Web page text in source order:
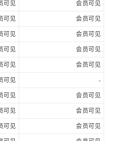
可见 会员可见
可见 会员可见
可见 会员可见
可见 会员可见
可见 会员可见
可见 -
可见 会员可见
可见 会员可见
可见 会员可见